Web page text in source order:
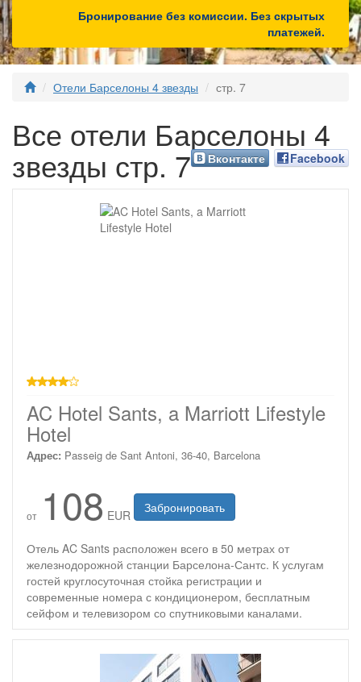
Бронирование без комиссии. Без скрытых
платежей.
Отели Барселоны 4 звезды стр. 7
Все отели Барселоны 4
звезды стр. 7 Facebook
Вконтакте
AC Hotel Sants, a Marriott Lifestyle
Hotel
Адрес: Passeig de Sant Antoni, 36-40, Barcelona
от 108 EUR Забронировать
Отель AC Sants расположен всего в 50 метрах от
железнодорожной станции Барселона-Сантс. К услугам
гостей круглосуточная стойка регистрации и
современные номера с кондиционером, бесплатным
сейфом и телевизором со спутниковыми каналами.